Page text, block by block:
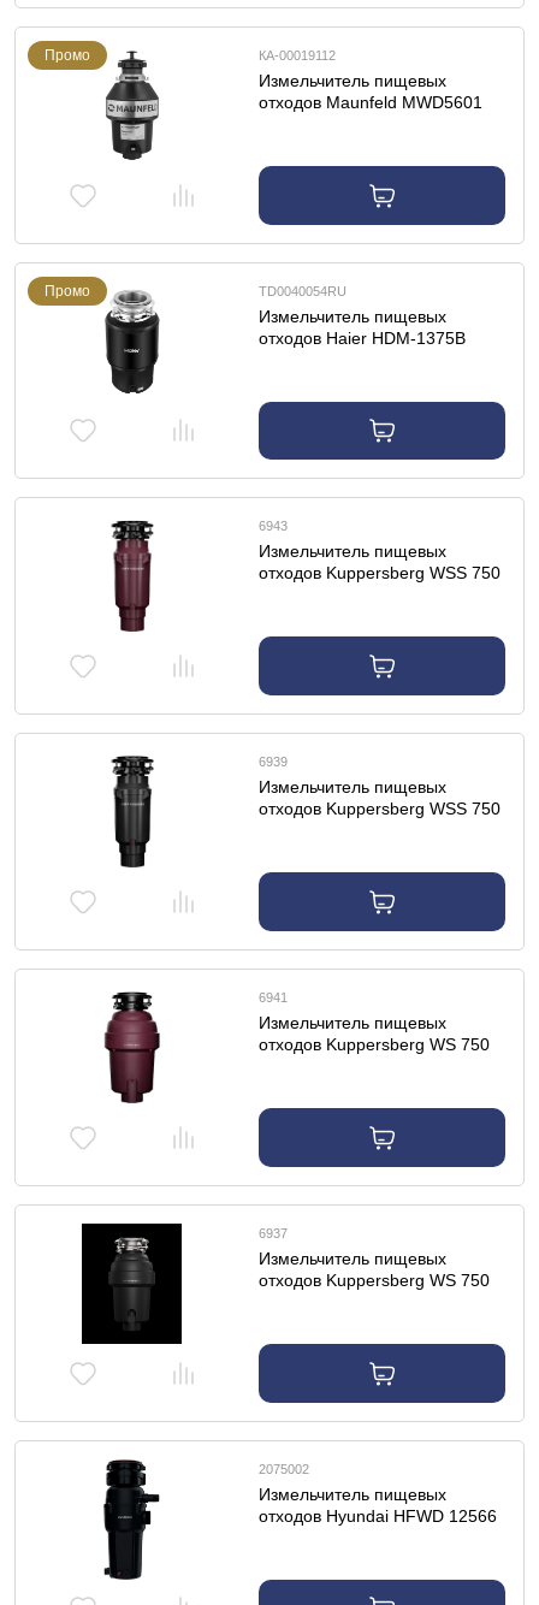
Промо КА-00019112
Измельчитель пищевых
отходов Maunfeld MWD5601
Промо TD0040054RU
Измельчитель пищевых
отходов Haier HDM-1375B
6943
Измельчитель пищевых
отходов Kuppersberg WSS 750
6939
Измельчитель пищевых
отходов Kuppersberg WSS 750
6941
Измельчитель пищевых
отходов Kuppersberg WS 750
6937
Измельчитель пищевых
отходов Kuppersberg WS 750
2075002
Измельчитель пищевых
отходов Hyundai HFWD 12566